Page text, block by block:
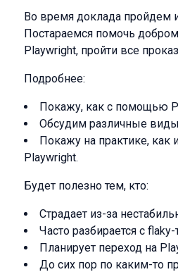
Во время доклада пройдем
Постараемся помочь
Playwright, пройти все
Подробнее:
Покажу, как с помощью
Обсудим различные
Покажу на практике, как
Playwright.
Будет полезно тем, кто:
Страдает из-за
Часто разбирается с flaky-
Планирует переход на
До сих пор по каким-то